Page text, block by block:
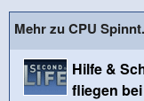
Mehr zu CPU
Hilfe &
fliegen